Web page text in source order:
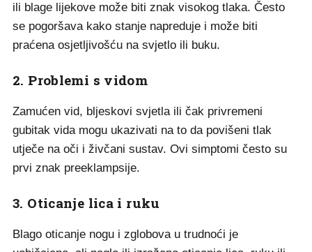
ili blage lijekove može biti znak visokog tlaka. Često
se pogoršava kako stanje napreduje i može biti
praćena osjetljivošću na svjetlo ili buku.
2. Problemi s vidom
Zamućen vid, bljeskovi svjetla ili čak privremeni
gubitak vida mogu ukazivati na to da povišeni tlak
utječe na oči i živčani sustav. Ovi simptomi često su
prvi znak preeklampsije.
3. Oticanje lica i ruku
Blago oticanje nogu i zglobova u trudnoći je